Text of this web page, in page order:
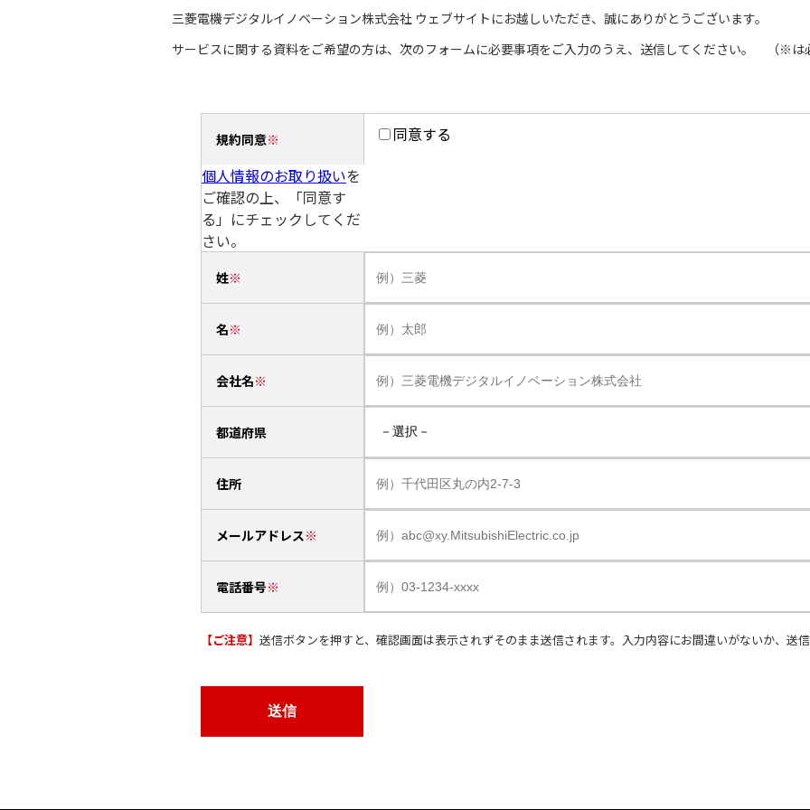
三菱電機デジタルイノベーション株式会社 ウェブサイトにお越しいただき、誠にありがとうございます。
サービスに関する資料をご希望の方は、次のフォームに必要事項をご入力のうえ、送信してください。 （※は
規約同意
同意する
個人情報のお取り扱いを
ご確認の上、「同意す
る」にチェックしてくだ
さい。
姓
名
会社名
都道府県
住所
メールアドレス
電話番号
【ご注意】 送信ボタンを押すと、確認画面は表示されずそのまま送信されます。入力内容にお間違いがないか、送信